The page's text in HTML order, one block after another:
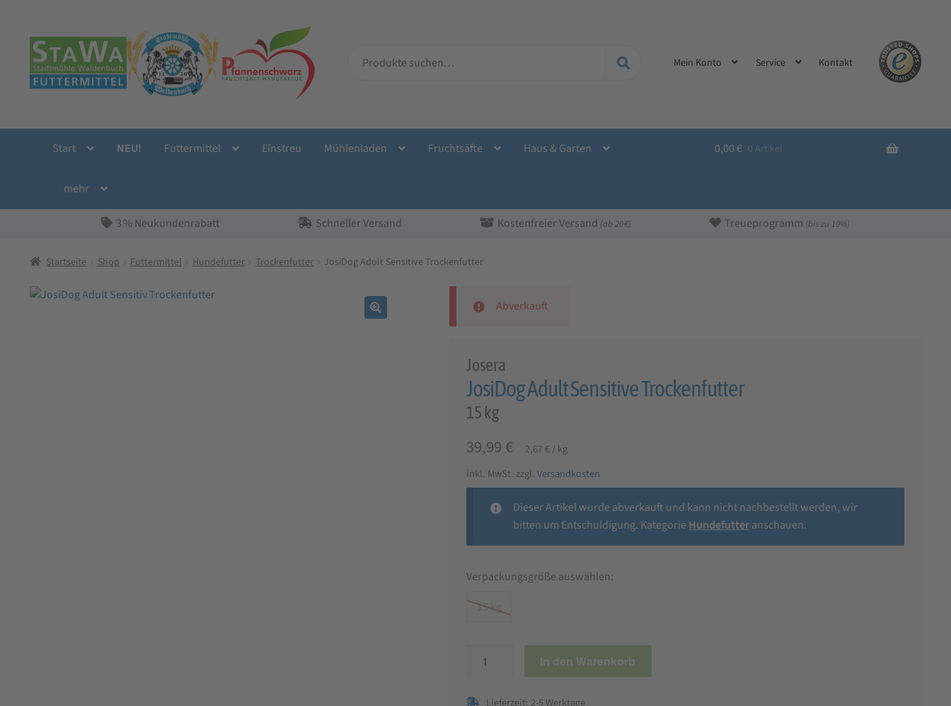
Navigation
springen
Inhalt
springen
nach:
Mein Konto Service Kontakt
Start NEU! Futtermittel Einstreu Mühlenladen Fruchtsäfte Haus & Garten
mehr
0,00 € 0 Artikel
3 % Neukundenrabatt Schneller Versand Kostenfreier Versand (ab 20 €) Treueprogramm (bis zu 10%)
Startseite Shop Futtermittel Hundefutter Trockenfutter JosiDog Adult Sensitive Trockenfutter
Abverkauft
Josera
JosiDog Adult Sensitive Trockenfutter
15 kg
39,99 € 2,67 € /kg
inkl. MwSt. zzgl. Versandkosten
Dieser Artikel wurde abverkauft und kann nicht nachbestellt werden, wir
bitten um Entschuldigung. Kategorie Hundefutteranschauen.
Verpackungsgröße auswählen:
15 kg
Adult
In den Warenkorb
Lieferzeit: 2-5 Werktage